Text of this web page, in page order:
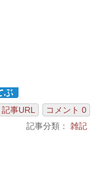
記事URL
コメント 0
記事分類： 雑記